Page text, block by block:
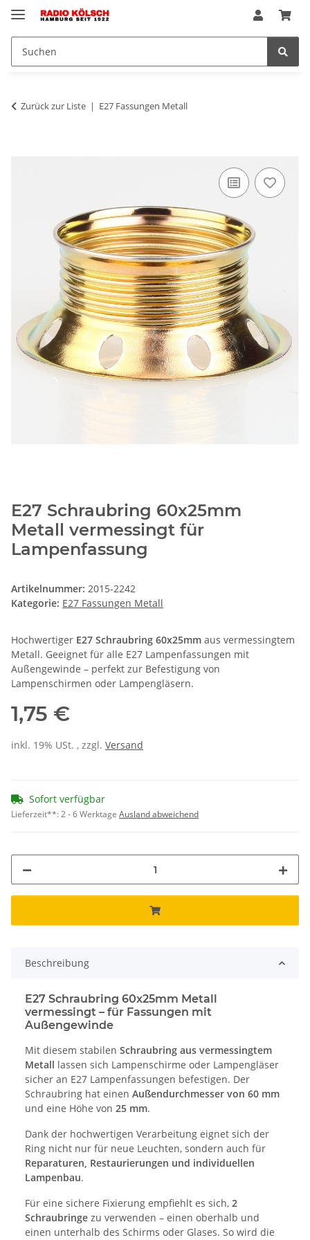
Zurück zur Liste E27 Fassungen Metall
E27 Schraubring 60x25mm
Metall vermessingt für
Lampenfassung
Artikelnummer: 2015-2242
Kategorie: E27 Fassungen Metall
Hochwertiger E27 Schraubring 60x25mm aus vermessingtem
Metall. Geeignet für alle E27 Lampenfassungen mit
Außengewinde – perfekt zur Befestigung von
Lampenschirmen oder Lampengläsern.
1,75 €
inkl. 19% USt. , zzgl. Versand
Sofort verfügbar
Lieferzeit**:2 - 6 Werktage Ausland abweichend
Beschreibung
E27 Schraubring 60x25mm Metall
vermessingt – für Fassungen mit
Außengewinde
Mit diesem stabilen Schraubring aus vermessingtem
Metall lassen sich Lampenschirme oder Lampengläser
sicher an E27 Lampenfassungen befestigen. Der
Schraubring hat einen Außendurchmesser von 60 mm
und eine Höhe von 25 mm.
Dank der hochwertigen Verarbeitung eignet sich der
Ring nicht nur für neue Leuchten, sondern auch für
Reparaturen, Restaurierungen und individuellen
Lampenbau.
Für eine sichere Fixierung empfiehlt es sich, 2
Schraubringe zu verwenden – einen oberhalb und
einen unterhalb des Schirms oder Glases. So wird die